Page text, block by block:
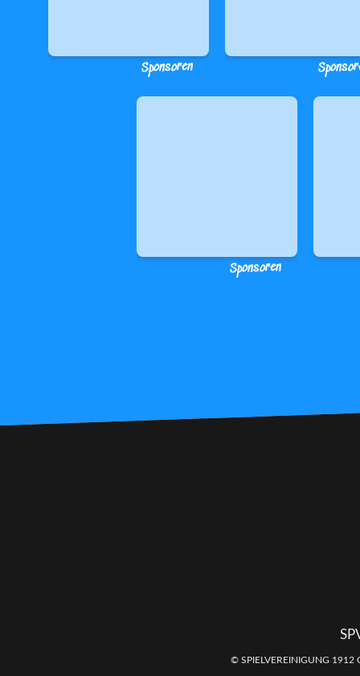
Sponsoren
Sponsoren
© SPIELVEREINIGUNG 1912